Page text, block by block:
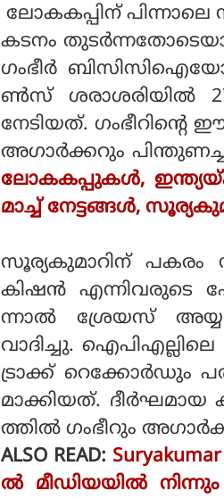
ലോകകപ്പിന്
കടനം
ഗംഭീര്‍
ണ്‍സ് ശരാശരിയില്‍
നേടിയത്.
അഗാര്‍ക്കറും
ലോകകപ്പുകൾ,
മാച്ച് നേട്ടങ്ങൾ,
സൂര്യകുമാറിന്
കിഷന്‍ എന്നിവരുടെ
ന്നാല്‍ ശ്രേയസ്
വാദിച്ചു.
ട്രാക്ക് റെക്കോര്‍ഡും
മാക്കിയത്.
ത്തില്‍ ഗംഭീറും
ALSO READ:
ൽ മീഡിയയിൽ